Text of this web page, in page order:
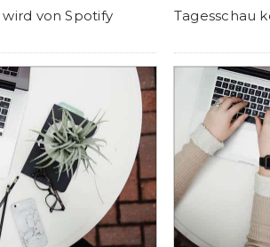
von Spotify
Tagesschau